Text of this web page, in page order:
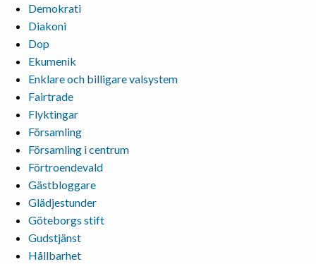
Demokrati
Diakoni
Dop
Ekumenik
Enklare och billigare valsystem
Fairtrade
Flyktingar
Församling
Församling i centrum
Förtroendevald
Gästbloggare
Glädjestunder
Göteborgs stift
Gudstjänst
Hållbarhet